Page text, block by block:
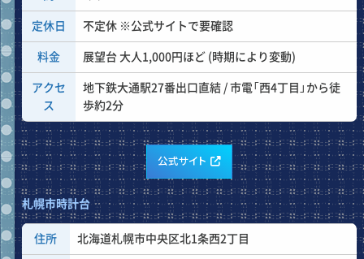
定休日 不定休 ※公式サイトで要確認
料金 展望台 大人1,000円ほど (時期により変動)
アクセ
ス
地下鉄大通駅27番出口直結 / 市電「西4丁目」から徒
歩約2分
公式サイト
札幌市時計台
住所 北海道札幌市中央区北1条西2丁目